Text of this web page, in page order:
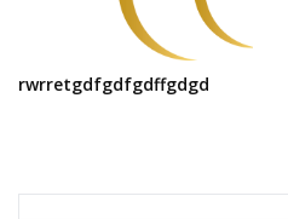
rwrretgdfgdfgdffgdgd